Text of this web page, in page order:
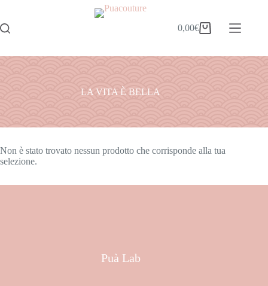
0,00€
LA VITA È BELLA
Non è stato trovato nessun prodotto che corrisponde alla tua
selezione.
Puà Lab